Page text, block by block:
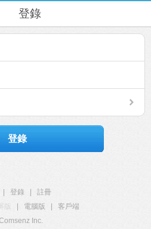
登錄
登錄
登錄
註冊
版 電腦版
客戶端
Inc.